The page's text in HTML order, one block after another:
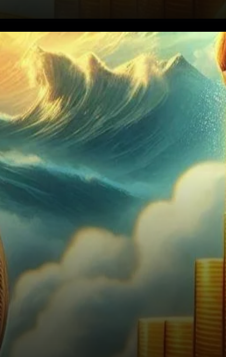
Bitcoin et Solana ont réalisé
des gains impressionnants
lundi, attirant l’attention sur le
marché des cryptomonnaies.
Bitcoin a grimpé de…